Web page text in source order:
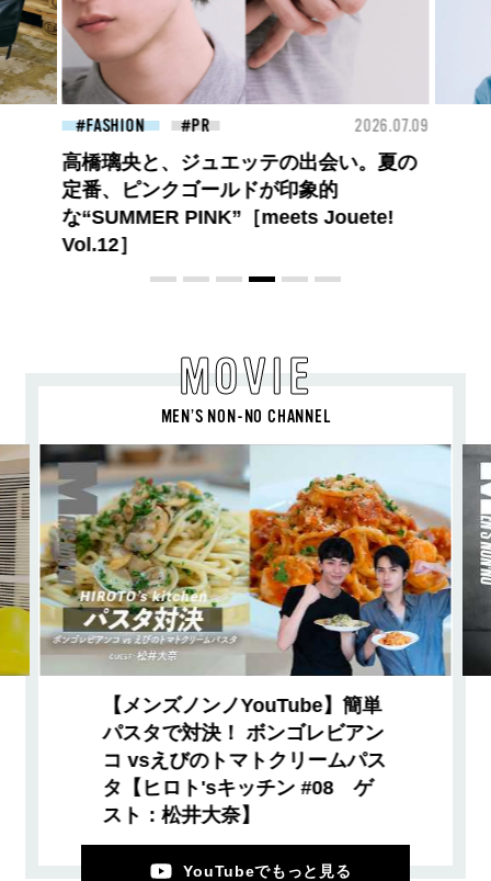
BEAUTY 2026.07.09
夏のパーマ、さらにあか抜け。N.（エヌ
ドット）のスタイリングアイテムで作る
旬ヘアのテクニックを、人気３サロンに
教わった！
MOVIE
MEN’S NON-NO CHANNEL
【メンズノンノYouTube】簡単
パスタで対決！ ボンゴレビアン
コ vsえびのトマトクリームパス
タ【ヒロト'sキッチン #08 ゲ
スト：松井大奈】
YouTubeでもっと見る